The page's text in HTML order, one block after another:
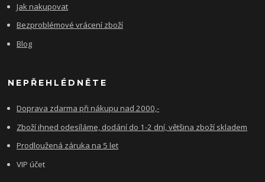
Jak nakupovat
Bezproblémové vrácení zboží
Blog
NEPŘEHLÉDNĚTE
Doprava zdarma při nákupu nad 2000,-
Zboží ihned odesíláme, dodání do 1-2 dní, většina zboží skladem
Prodloužená záruka na 5 let
VIP účet